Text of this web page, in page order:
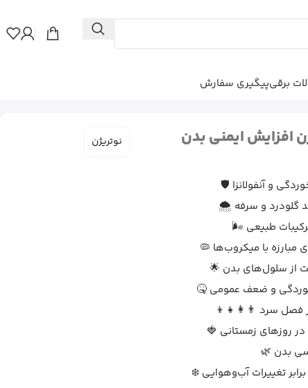
برقیپیگیری سفارش
افزایش ایمنی بدن
نوتریژن
و آنفولانزا 🛡️
گلودرد و سرفه 🌨️
طبیعی 🌬️
با میکروب‌ها 🦠
از سلول‌های بدن 🌟
و ضعف عمومی 🤒
فصل سرد 👨‍👩‍👧‍👦
روزهای زمستانی 🍓
بدن 🌿
تغییرات آب‌وهوایی ❄️